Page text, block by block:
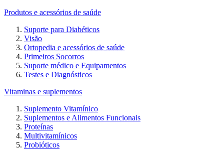
Produtos e acessórios de saúde
Suporte para Diabéticos
Visão
Ortopedia e acessórios de saúde
Primeiros Socorros
Suporte médico e Equipamentos
Testes e Diagnósticos
Vitaminas e suplementos
Suplemento Vitamínico
Suplementos e Alimentos Funcionais
Proteínas
Multivitamínicos
Probióticos